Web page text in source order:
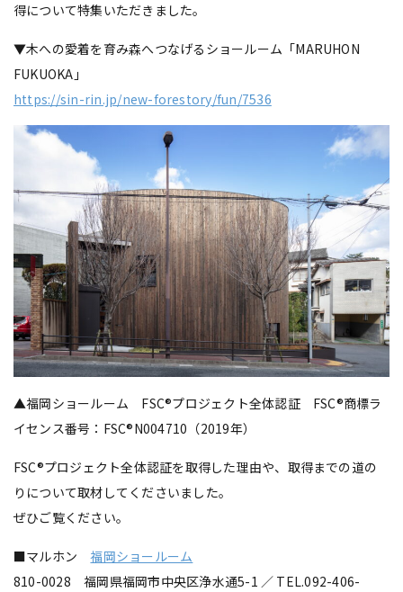
得について特集いただきました。
▼木への愛着を育み森へつなげるショールーム「MARUHON
FUKUOKA」
https://sin-rin.jp/new-forestory/fun/7536
▲福岡ショールーム FSC®プロジェクト全体認証 FSC®商標ラ
イセンス番号：FSC®N004710（2019年）
FSC®プロジェクト全体認証を取得した理由や、取得までの道の
りについて取材してくださいました。
ぜひご覧ください。
■マルホン福岡ショールーム
810-0028 福岡県福岡市中央区浄水通5-1 ／ TEL.092-406-